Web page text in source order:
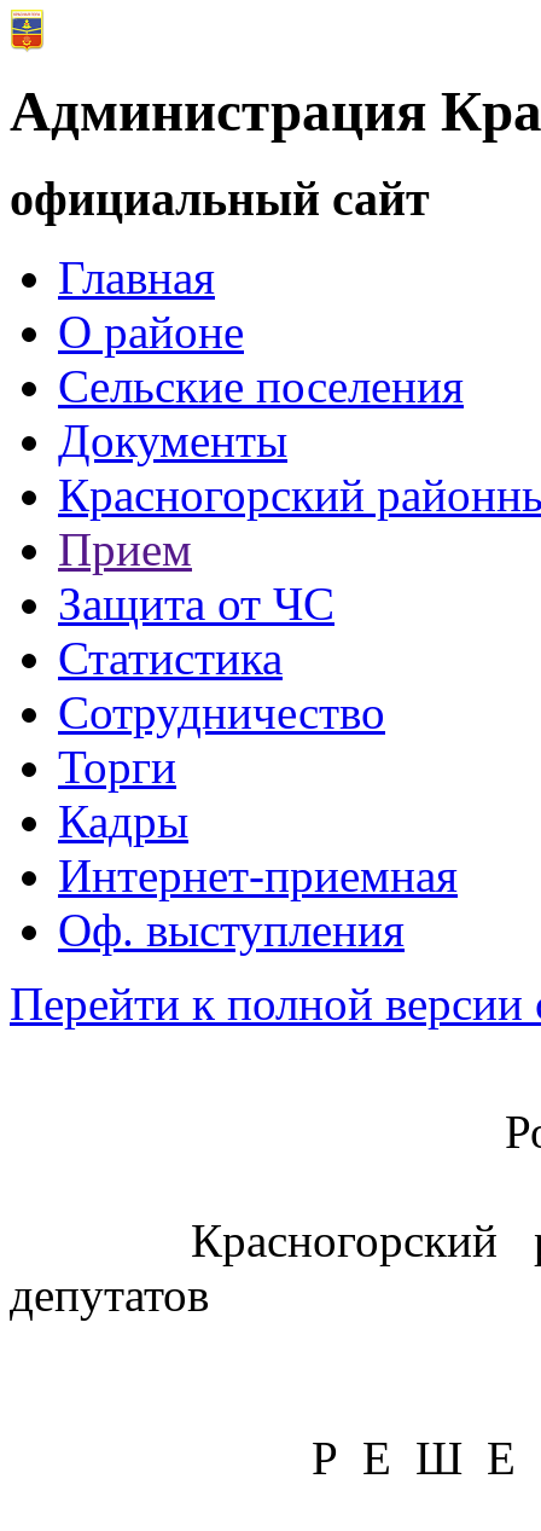
Администрация
официальный сайт
Главная
О районе
Сельские поселения
Документы
Красногорский
Прием
Защита от ЧС
Статистика
Сотрудничество
Торги
Кадры
Интернет-приемная
Оф. выступления
Перейти к полной версии
Российская
Красногорский
депутатов
Р Е Ш Е Н